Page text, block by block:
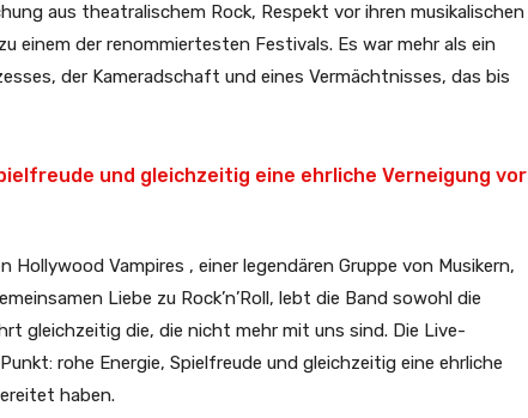
aus theatralischem Rock, Respekt vor ihren musikalischen
einem der renommiertesten Festivals. Es war mehr als ein
der Kameradschaft und eines Vermächtnisses, das bis
und gleichzeitig eine ehrliche Verneigung vor
Hollywood Vampires , einer legendären Gruppe von Musikern,
Liebe zu Rock’n’Roll, lebt die Band sowohl die
gleichzeitig die, die nicht mehr mit uns sind. Die Live-
rohe Energie, Spielfreude und gleichzeitig eine ehrliche
haben.